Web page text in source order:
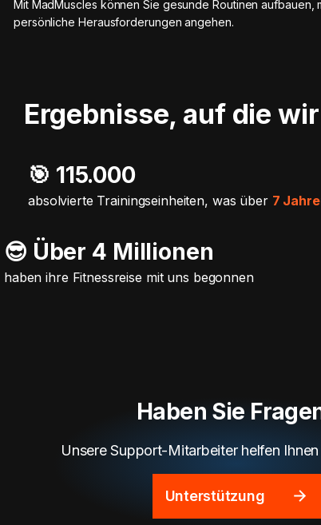
Mit MadMuscles können Sie gesunde Routinen aufbauen,
persönliche Herausforderungen angehen.
Ergebnisse, auf die
😎 Über 4 Millionen
haben ihre Fitnessreise mit uns begonnen
🎯️ 115.000
absolvierte Trainingseinheiten, was über 7
Haben Sie
Unsere Support-Mitarbeiter helfen
Unterstützung